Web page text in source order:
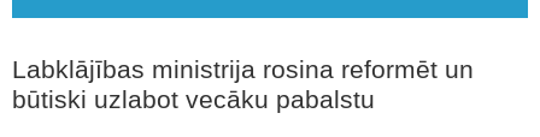
Labklājības ministrija rosina reformēt un
būtiski uzlabot vecāku pabalstu